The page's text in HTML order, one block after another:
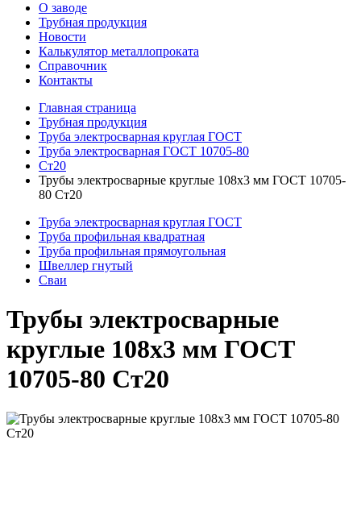
О заводе
Трубная продукция
Новости
Калькулятор металлопроката
Справочник
Контакты
Главная страница
Трубная продукция
Труба электросварная круглая ГОСТ
Труба электросварная ГОСТ 10705-80
Ст20
Трубы электросварные круглые 108x3 мм ГОСТ 10705-
80 Ст20
Труба электросварная круглая ГОСТ
Труба профильная квадратная
Труба профильная прямоугольная
Швеллер гнутый
Сваи
Трубы электросварные
круглые 108x3 мм ГОСТ
10705-80 Ст20